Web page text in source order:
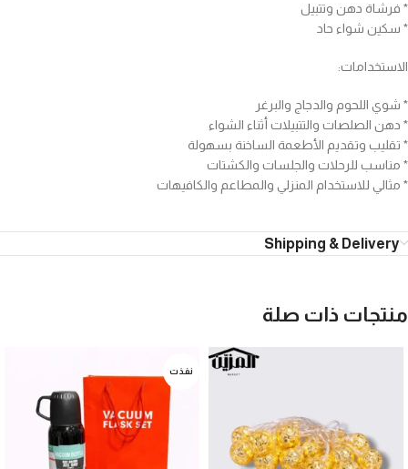
* فرشاة دهن وتتبيل
* سكين شواء حاد
الاستخدامات:
* شوي اللحوم والدجاج والبرغر
* دهن الصلصات والتتبيلات أثناء الشواء
* تقليب وتقديم الأطعمة الساخنة بسهولة
* مناسب للرحلات والجلسات والكشتات
* مثالي للاستخدام المنزلي والمطاعم والكافيهات
Shipping & Delivery
منتجات ذات صلة
نفذت